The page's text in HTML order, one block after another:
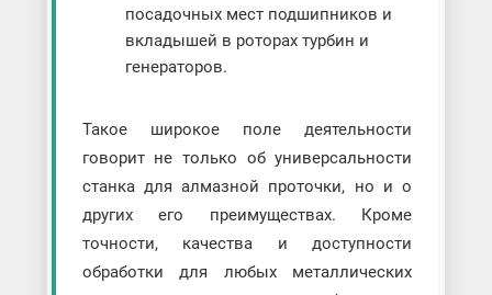
посадочных мест подшипников и
вкладышей в роторах турбин и
генераторов.
Такое широкое поле деятельности
говорит не только об универсальности
станка для алмазной проточки, но и о
других его преимуществах. Кроме
точности, качества и доступности
обработки для любых металлических